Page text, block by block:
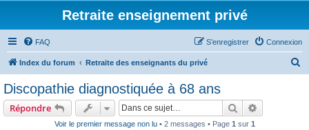
Retraite enseignement privé
FAQ Connexion
S’enregistrer
Index du forum Retraite des enseignants du privé
Discopathie diagnostiquée à 68 ans
Répondre Rechercher
Voir le premier message non lu• 2 messages • Page 1 sur 1